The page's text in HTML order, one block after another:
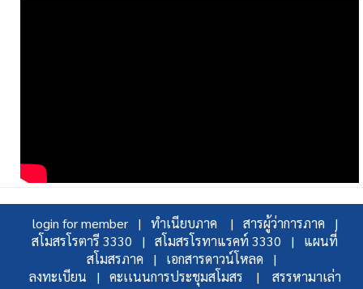
login for member | ทำเนียบภาค |
สารผู้ว่าการภาค |
สโมสรโรตารี 3330 |
สโมสรโรทาแรคท์ 3330 |
แผนที่
สโมสรภาค |
เอกสารดาวน์โหลด |
ลงทะเบียน |
คะเเนนการประชุมสโมสร | สรรหามาเล่า